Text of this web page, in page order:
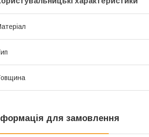
для замовлення